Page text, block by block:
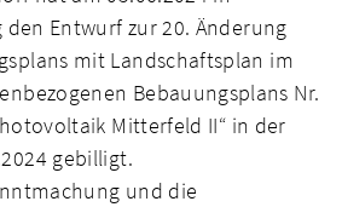
Entwurf zur 20. Änderung
mit Landschaftsplan im
Bebauungsplans Nr.
Mitterfeld II“ in der
gebilligt.
und die